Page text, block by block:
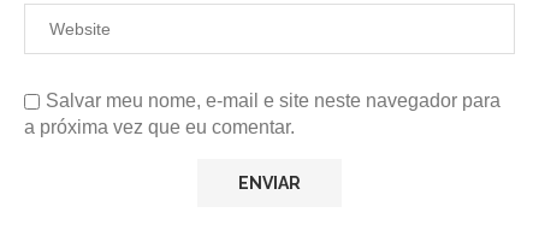
Salvar meu nome, e-mail e site neste navegador para
a próxima vez que eu comentar.